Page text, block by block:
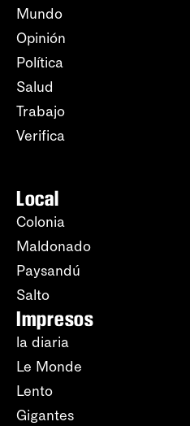
Mundo
Opinión
Política
Salud
Trabajo
Verifica
Local
Colonia
Maldonado
Paysandú
Salto
Impresos
la diaria
Le Monde
Lento
Gigantes